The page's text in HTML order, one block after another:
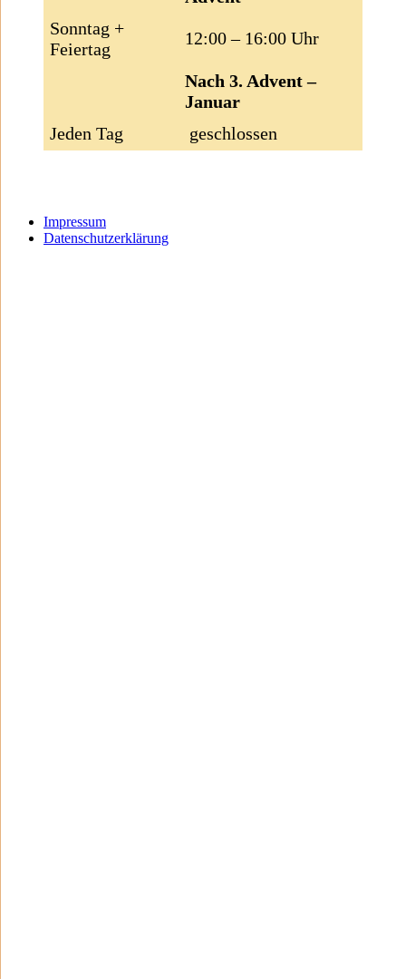
Sonntag +
Feiertag
12:00 – 16:00 Uhr
Nach 3. Advent –
Januar
Jeden Tag
geschlossen
Impressum
Datenschutzerklärung